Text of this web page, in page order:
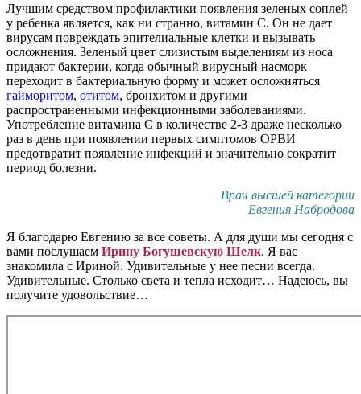
Лучшим средством профилактики появления зеленых соплей
у ребенка является, как ни странно, витамин С. Он не дает
вирусам повреждать эпителиальные клетки и вызывать
осложнения. Зеленый цвет слизистым выделениям из носа
придают бактерии, когда обычный вирусный насморк
переходит в бактериальную форму и может осложняться
гайморитом, отитом, бронхитом и другими
распространенными инфекционными заболеваниями.
Употребление витамина С в количестве 2-3 драже несколько
раз в день при появлении первых симптомов ОРВИ
предотвратит появление инфекций и значительно сократит
период болезни.
Врач высшей категории
Евгения Набродова
Я благодарю Евгению за все советы. А для души мы сегодня с
вами послушаем Ирину Богушевскую Шелк. Я вас
знакомила с Ириной. Удивительные у нее песни всегда.
Удивительные. Столько света и тепла исходит… Надеюсь, вы
получите удовольствие…